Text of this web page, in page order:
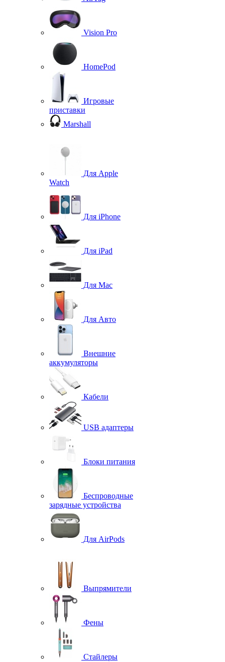
Vision Pro
HomePod
Игровые
приставки
Marshall
Для Apple
Watch
Для iPhone
Для iPad
Для Mac
Для Авто
Внешние
аккумуляторы
Кабели
USB адаптеры
Блоки питания
Беспроводные
зарядные устройства
Для AirPods
Выпрямители
Фены
Стайлеры